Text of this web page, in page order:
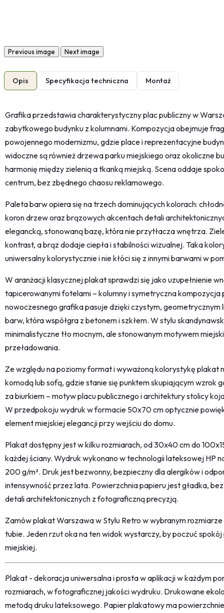
Previous image Next image
Opis Specyfikacja techniczna Montaż
Grafika przedstawia charakterystyczny plac publiczny w
zabytkowego budynku z kolumnami. Kompozycja obejmuje
powojennego modernizmu, gdzie place i reprezentacyjne
widoczne są również drzewa parku miejskiego oraz okoliczne
harmonię między zielenią a tkanką miejską. Scena oddaje
centrum, bez zbędnego chaosu reklamowego.
Paleta barw opiera się na trzech dominujących kolorach:
koron drzew oraz brązowych akcentach detali
elegancką, stonowaną bazę, która nie przytłacza wnętrza.
kontrast, a brąz dodaje ciepła i stabilności wizualnej. Taka
uniwersalny kolorystycznie i nie kłóci się z innymi barwami w
W aranżacji klasycznej plakat sprawdzi się jako uzupełnienie
tapicerowanymi fotelami – kolumny i symetryczna
nowoczesnego grafika pasuje dzięki czystym, geometrycznym
barw, która współgra z betonem i szkłem. W stylu
minimalistyczne tło mocnym, ale stonowanym motywem
przeładowania.
Ze względu na poziomy format i wyważoną kolorystykę plakat
komodą lub sofą, gdzie stanie się punktem skupiającym wzrok
za biurkiem – motyw placu publicznego i architektury stolicy
W przedpokoju wydruk w formacie 50x70 cm optycznie
element miejskiej elegancji przy wejściu do domu.
Plakat dostępny jest w kilku rozmiarach, od 30x40 cm do
każdej ściany. Wydruk wykonano w technologii lateksowej HP
200 g/m². Druk jest bezwonny, bezpieczny dla alergików i
intensywność przez lata. Powierzchnia papieru jest gładka,
detali architektonicznych z fotograficzną precyzją.
Zamów plakat Warszawa w Stylu Retro w wybranym
tubie. Jeden rzut oka na ten widok wystarczy, by poczuć
miejskiej.
Plakat - dekoracja uniwersalna i prosta w aplikacji w każdym
rozmiarach, w fotograficznej jakości wydruku. Drukowane
metodą druku lateksowego. Papier plakatowy ma